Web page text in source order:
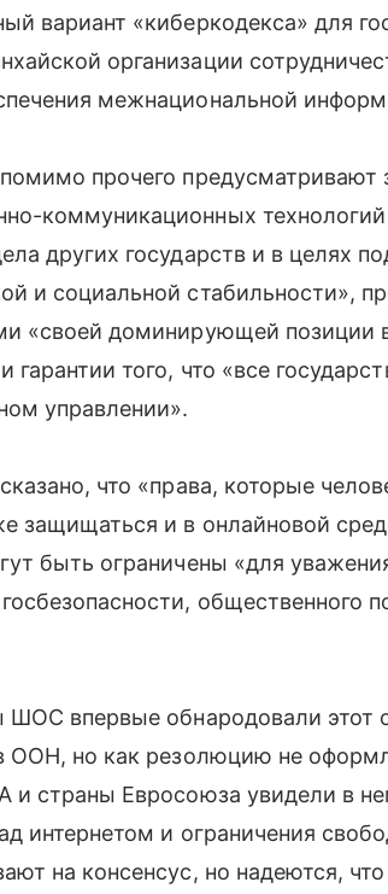
вариант «киберкодекса» для
организации
межнациональной
прочего предусматривают
коммуникационных
других государств и в целях
и социальной стабильности»,
«своей доминирующей позиции
гарантии того, что «все
управлении».
что «права, которые
защищаться и в онлайновой
быть ограничены «для
общественного
ШОС впервые обнародовали этот
ООН, но как резолюцию не
и страны Евросоюза увидели в
интернетом и ограничения
на консенсус, но надеются,